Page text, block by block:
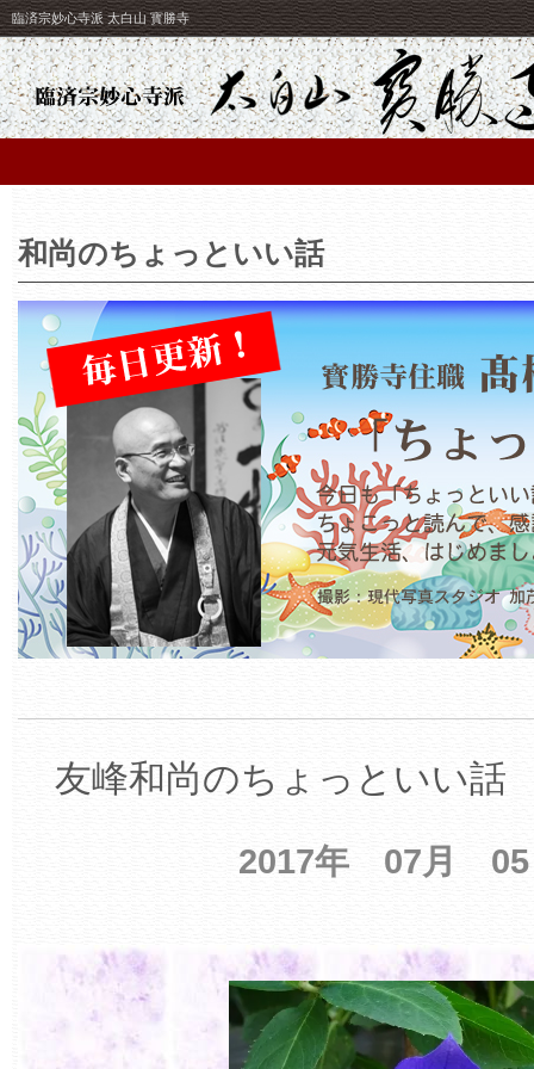
臨済宗妙心寺派 太白山 寳勝寺
和尚のちょっといい話
友峰和尚のちょっといい話
2017年 07月